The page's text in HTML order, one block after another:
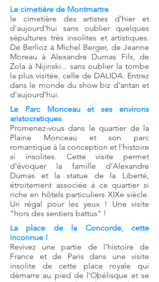
Le cimetière de Montmartre
le cimetière des artistes d'hier et
d'aujourd'hui sans oublier quelques
sépultures très insolites et artistiques.
De Berlioz à Michel Berger, de Jeanne
Moreau à Alexandre Dumas Fils, de
Zola à Nijinski... sans oublier la tombe
la plus visitée, celle de DALIDA. Entrez
dans le monde du show biz d'antan et
d'aujourd'hui.
Le Parc Monceau et ses environs
aristocratiques.
Promenez-vous dans le quartier de la
Plaine Monceau et son parc
romantique à la conception et l'histoire
si insolites. Cette visite permet
d'évoquer la famille d'Alexandre
Dumas et la statue de la Liberté,
étroitement associée à ce quartier si
riche en hôtels particuliers XIXe siècle.
Un régal pour les yeux ! Une visite
"hors des sentiers battus" !
La place de la Concorde, cette
inconnue !
Revivez une partie de l'histoire de
France et de Paris dans une visite
insolite de cette place royale qui
démarre au pied de l'Obélisque et se